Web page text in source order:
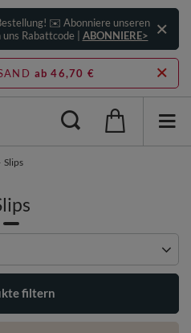
✉️ Abonniere unseren
Rabattcode | ABONNIERE>
ab 46,70 €
Slips
filtern